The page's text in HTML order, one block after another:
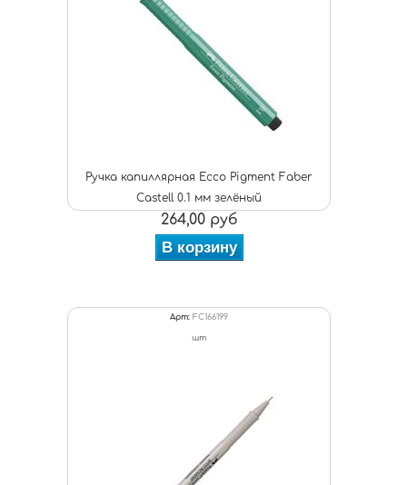
Ручка капиллярная Ecco Pigment Faber
Castell 0.1 мм зелёный
264,00 руб
В корзину
Арт: FC166199
шт